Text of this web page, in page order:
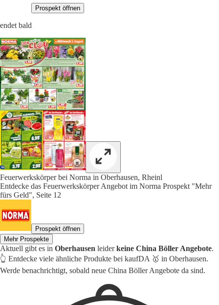
Prospekt öffnen
endet bald
Feuerwerkskörper bei Norma in Oberhausen, Rheinl
Entdecke das Feuerwerkskörper Angebot im Norma Prospekt "Mehr
fürs Geld", Seite 12
Prospekt öffnen
Mehr Prospekte
Aktuell gibt es in Oberhausen leiderkeine China Böller Angebote.
👆 Entdecke viele ähnliche Produkte bei kaufDA 🥇 in Oberhausen.
Werde benachrichtigt, sobald neue China Böller Angebote da sind.